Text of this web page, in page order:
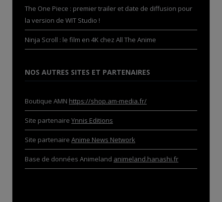
The One Piece : premier trailer et date de diffusion pour
la version de WIT Studio !
Ninja Scroll : le film en 4K chez All The Anime
NOS AUTRES SITES ET PARTENAIRES
Boutique AMN https://shop.am-media.fr/
Site partenaire Ynnis Editions
Site partenaire Anime News Network
Base de données Animeland animeland.hanashi.fr